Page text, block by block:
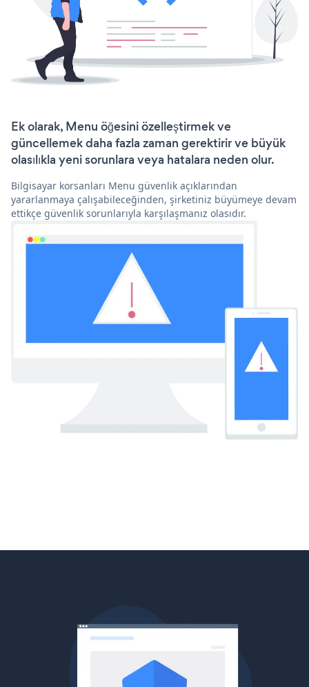
Ek olarak, Menu öğesini özelleştirmek ve
güncellemek daha fazla zaman gerektirir ve büyük
olasılıkla yeni sorunlara veya hatalara neden olur.
Bilgisayar korsanları Menu güvenlik açıklarından
yararlanmaya çalışabileceğinden, şirketiniz büyümeye devam
ettikçe güvenlik sorunlarıyla karşılaşmanız olasıdır.